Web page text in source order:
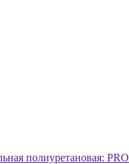
полиуретановая: PRO